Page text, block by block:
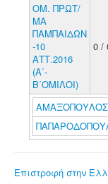
ΟΜ. ΠΡΩΤ/
ΜΑ
ΠΑΜΠΑΙΔΩΝ
-10
ΑΤΤ.2016
(Α΄-
Β΄ΟΜΙΛΟΙ)
0 /
Επιστροφή στην